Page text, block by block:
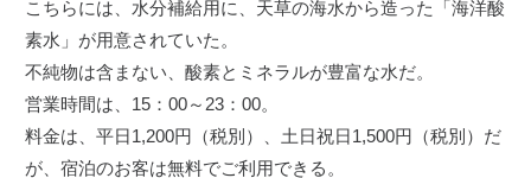
こちらには、水分補給用に、天草の海水から造った「海洋酸
素水」が用意されていた。
不純物は含まない、酸素とミネラルが豊富な水だ。
営業時間は、15：00～23：00。
料金は、平日1,200円（税別）、土日祝日1,500円（税別）だ
が、宿泊のお客は無料でご利用できる。